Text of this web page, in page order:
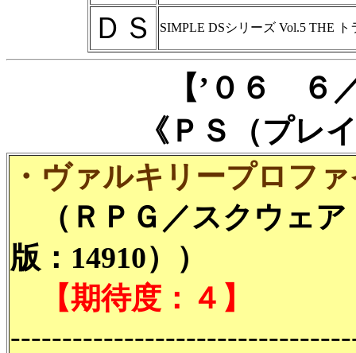
ＤＳ SIMPLE DSシリーズ Vol.5 THE ト
【’０６ ６
《ＰＳ（プレ
・ヴァルキリープロフ
（ＲＰＧ／スクウェア
版：14910））
【期待度：４】